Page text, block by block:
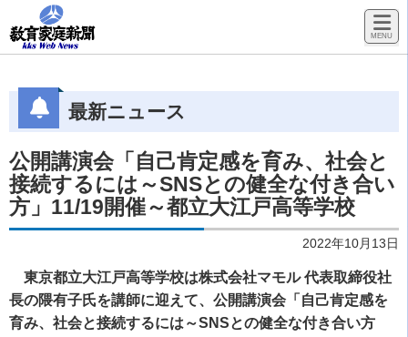
最新ニュース
公開講演会「自己肯定感を育み、社会と
接続するには～SNSとの健全な付き合い
方」11/19開催～都立大江戸高等学校
2022年10月13日
東京都立大江戸高等学校は株式会社マモル 代表取締役社
長の隈有子氏を講師に迎えて、公開講演会「自己肯定感を
育み、社会と接続するには～SNSとの健全な付き合い方